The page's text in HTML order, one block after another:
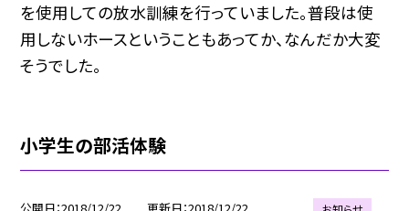
を使用しての放水訓練を行っていました。普段は使
用しないホースということもあってか、なんだか大変
そうでした。
小学生の部活体験